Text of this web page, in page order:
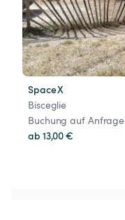
Space X
Bisceglie
Buchung auf Anfrage
ab 13,00 €